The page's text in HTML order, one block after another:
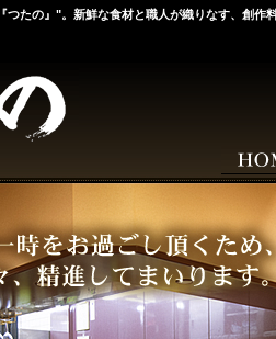
つたの』"。新鮮な食材と職人が織りなす、創作